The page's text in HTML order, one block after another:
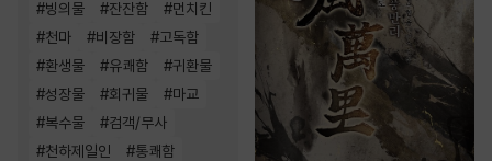
#빙의물 #잔잔함 #먼치킨
#천마 #비장함 #고독함
#환생물 #유쾌함 #귀환물
#성장물 #회귀물 #마교
#복수물 #검객/무사
#천하제일인 #통쾌함